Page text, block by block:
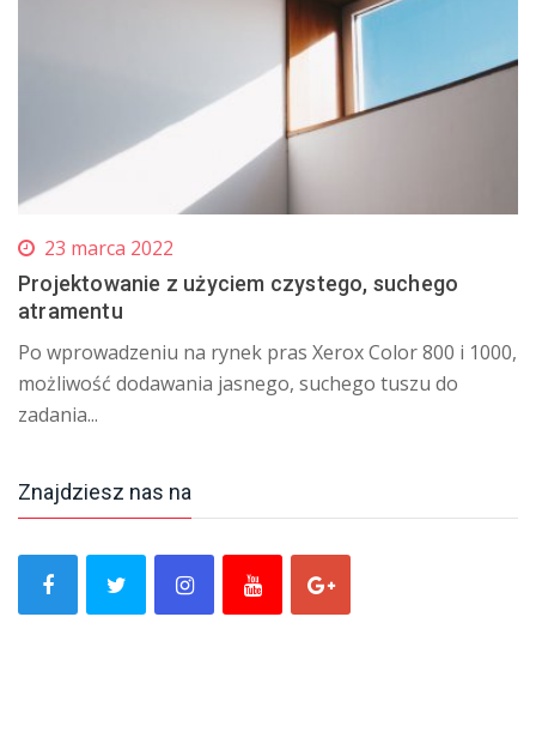
23 marca 2022
Projektowanie z użyciem czystego, suchego
atramentu
Po wprowadzeniu na rynek pras Xerox Color 800 i 1000,
możliwość dodawania jasnego, suchego tuszu do
zadania...
Znajdziesz nas na